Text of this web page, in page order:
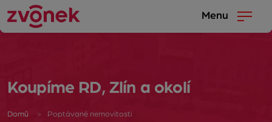
Menu
Koupíme RD, Zlín a okolí
Domů Poptávané nemovitosti